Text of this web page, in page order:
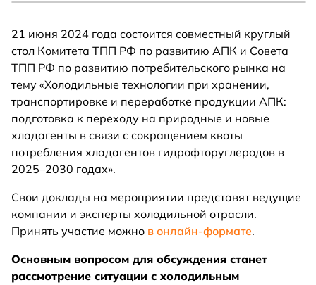
21 июня 2024 года состоится совместный круглый
стол Комитета ТПП РФ по развитию АПК и Совета
ТПП РФ по развитию потребительского рынка на
тему «Холодильные технологии при хранении,
транспортировке и переработке продукции АПК:
подготовка к переходу на природные и новые
хладагенты в связи с сокращением квоты
потребления хладагентов гидрофторуглеродов в
2025–2030 годах».
Свои доклады на мероприятии представят ведущие
компании и эксперты холодильной отрасли.
Принять участие можно в онлайн-формате.
Основным вопросом для обсуждения станет
рассмотрение ситуации с холодильным